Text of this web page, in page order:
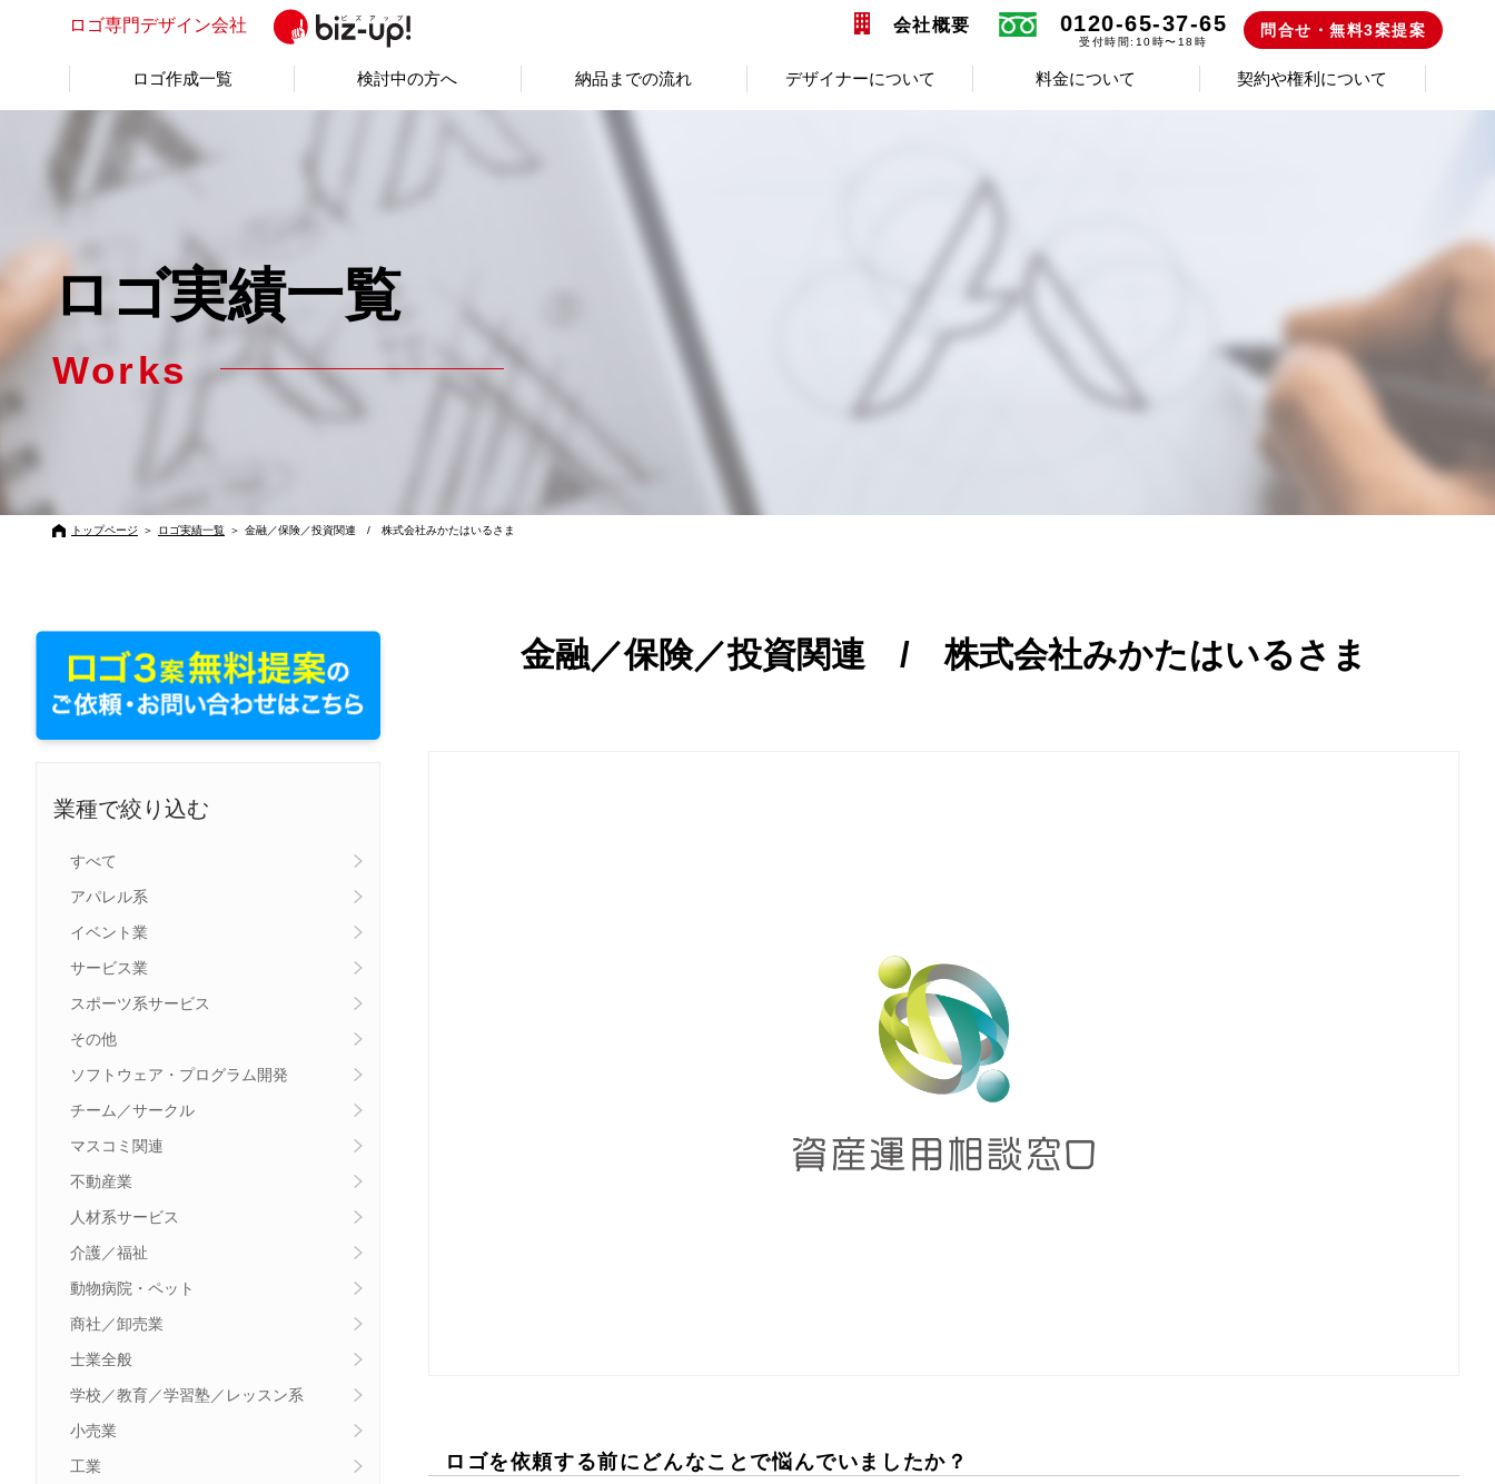
ロゴ専門デザイン会社 会社概要 0120-65-37-65
受付時間:10時〜18時
問合せ・無料3案提案
ロゴ作成一覧 検討中の方へ 納品までの流れ デザイナーについて 料金について 契約や権利について
ロゴ実績一覧
Works
トップページ ＞ ロゴ実績一覧 ＞ 金融／保険／投資関連 / 株式会社みかたはいるさま
業種で絞り込む
すべて
アパレル系
イベント業
サービス業
スポーツ系サービス
その他
ソフトウェア・プログラム開発
チーム／サークル
マスコミ関連
不動産業
人材系サービス
介護／福祉
動物病院・ペット
商社／卸売業
士業全般
学校／教育／学習塾／レッスン系
小売業
工業
金融／保険／投資関連 / 株式会社みかたはいるさま
ロゴを依頼する前にどんなことで悩んでいましたか？